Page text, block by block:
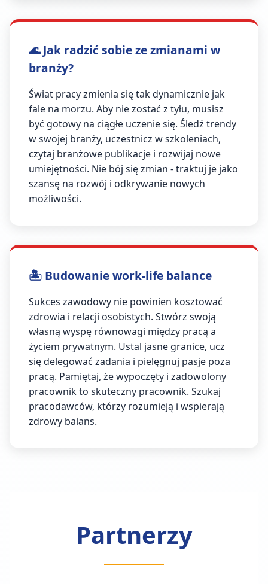
🌊 Jak radzić sobie ze zmianami w
branży?
Świat pracy zmienia się tak dynamicznie jak
fale na morzu. Aby nie zostać z tyłu, musisz
być gotowy na ciągłe uczenie się. Śledź trendy
w swojej branży, uczestnicz w szkoleniach,
czytaj branżowe publikacje i rozwijaj nowe
umiejętności. Nie bój się zmian - traktuj je jako
szansę na rozwój i odkrywanie nowych
możliwości.
🏝️ Budowanie work-life balance
Sukces zawodowy nie powinien kosztować
zdrowia i relacji osobistych. Stwórz swoją
własną wyspę równowagi między pracą a
życiem prywatnym. Ustal jasne granice, ucz
się delegować zadania i pielęgnuj pasje poza
pracą. Pamiętaj, że wypoczęty i zadowolony
pracownik to skuteczny pracownik. Szukaj
pracodawców, którzy rozumieją i wspierają
zdrowy balans.
Partnerzy